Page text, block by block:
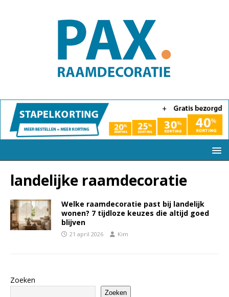
landelijke raamdecoratie
Welke raamdecoratie past bij landelijk
wonen? 7 tijdloze keuzes die altijd goed
blijven
21 april 2026 Kim
Zoeken
Zoeken